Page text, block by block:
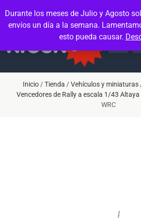
Durante los meses de Julio y Agosto
envíos un día a la semana.
esto pueda causar.
Inicio/Tienda /Vehículos y miniaturas
Vencedores de Rally a escala 1/43 Altaya
WRC